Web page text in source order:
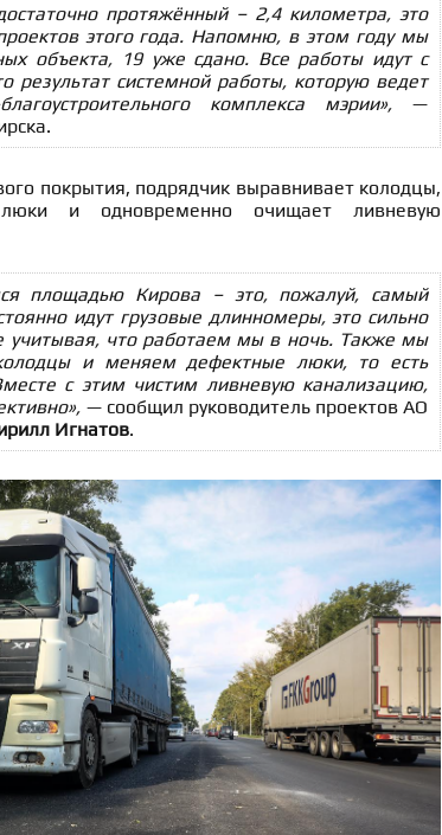
протяжённый – 2,4 километра, это
этого года. Напомню, в этом году мы
объекта, 19 уже сдано. Все работы идут с
результат системной работы, которую ведет
комплекса мэрии», —
покрытия, подрядчик выравнивает колодцы,
и одновременно очищает ливневую
площадью Кирова – это, пожалуй, самый
идут грузовые длинномеры, это сильно
учитывая, что работаем мы в ночь. Также мы
и меняем дефектные люки, то есть
с этим чистим ливневую канализацию,
— сообщил руководитель проектов АО
Игнатов.